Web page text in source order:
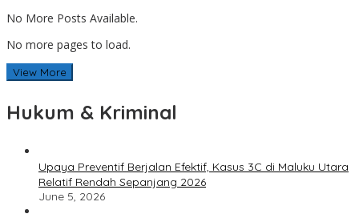
No More Posts Available.
No more pages to load.
View More
Hukum & Kriminal
Upaya Preventif Berjalan Efektif, Kasus 3C di Maluku Utara
Relatif Rendah Sepanjang 2026
June 5, 2026